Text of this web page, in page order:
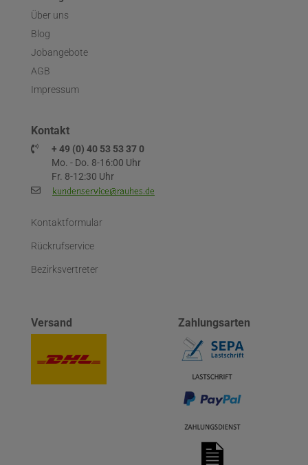
Über uns
Blog
Jobangebote
AGB
Impressum
Kontakt
+ 49 (0) 40 53 53 37 0
Mo. - Do. 8-16:00 Uhr
Fr. 8-12:30 Uhr
Kontaktformular
Rückrufservice
Bezirksvertreter
Versand Zahlungsarten